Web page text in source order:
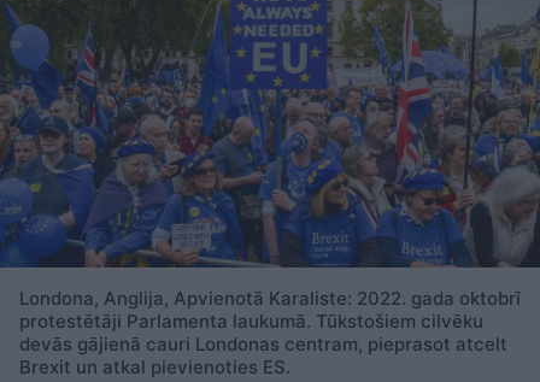
Londona, Anglija, Apvienotā Karaliste: 2022. gada oktobrī
protestētāji Parlamenta laukumā. Tūkstošiem cilvēku
devās gājienā cauri Londonas centram, pieprasot atcelt
Brexit un atkal pievienoties ES.